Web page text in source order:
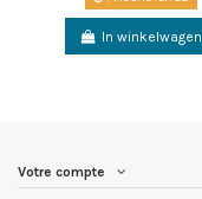
In winkelwagen
Votre compte